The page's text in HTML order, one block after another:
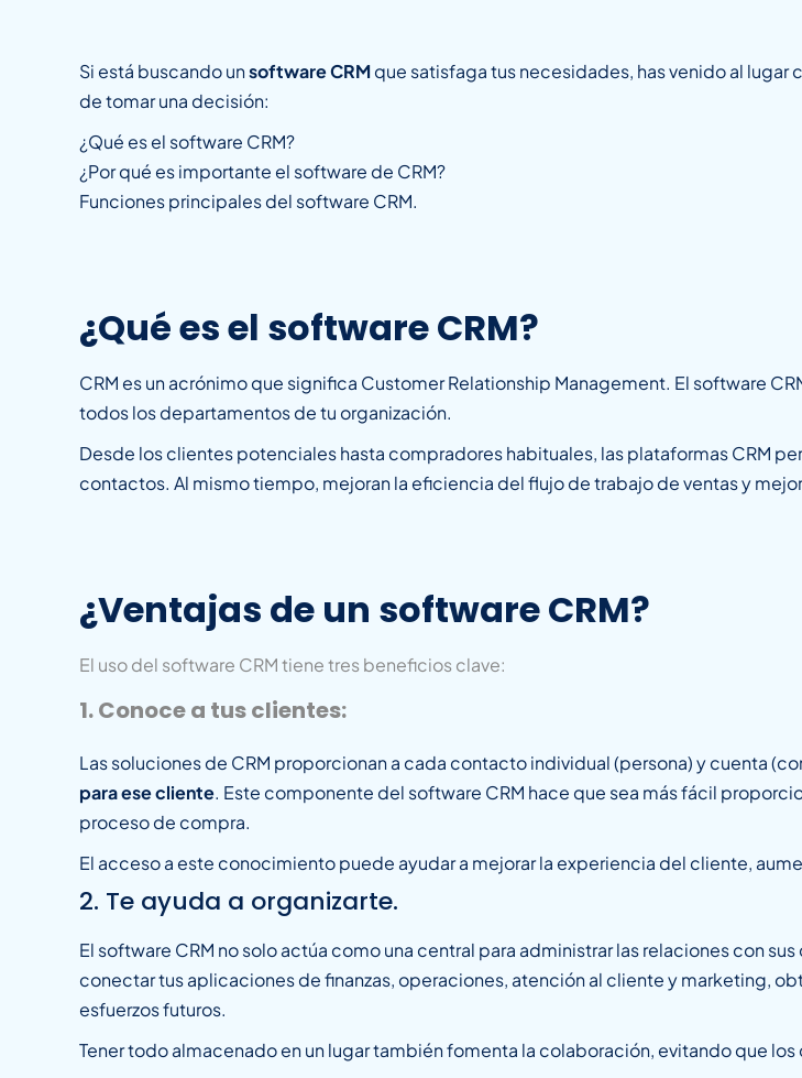
Si está buscando unsoftware CRMque satisfaga tus necesidades, has venido al
de tomar una decisión:
¿Qué es el software CRM?
¿Por qué es importante el software de CRM?
Funciones principales del software CRM.
¿Qué es el software CRM?
CRM es un acrónimo que significa Customer Relationship Management. El software
todos los departamentos de tu organización.
Desde los clientes potenciales hasta compradores habituales, las plataformas CRM
contactos. Al mismo tiempo, mejoran la eficiencia del flujo de trabajo de ventas y
¿Ventajas de un software CRM?
El uso del software CRM tiene tres beneficios clave:
1. Conoce a tus clientes:
Las soluciones de CRM proporcionan a cada contacto individual (persona) y cuenta
para ese cliente. Este componente del software CRM hace que sea más fácil
proceso de compra.
El acceso a este conocimiento puede ayudar a mejorar la experiencia del cliente,
2. Te ayuda a organizarte.
El software CRM no solo actúa como una central para administrar las relaciones con
conectar tus aplicaciones de finanzas, operaciones, atención al cliente y marketing,
esfuerzos futuros.
Tener todo almacenado en un lugar también fomenta la colaboración, evitando que